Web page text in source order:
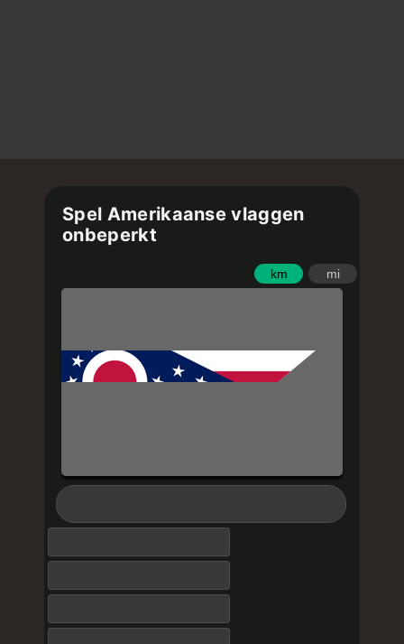
Spel Amerikaanse vlaggen
onbeperkt
km mi